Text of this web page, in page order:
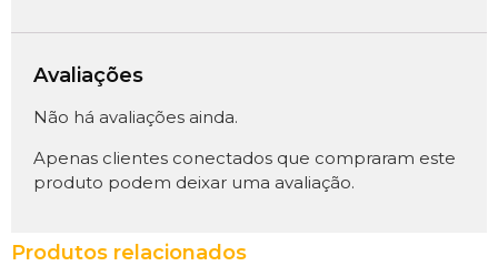
Avaliações
Não há avaliações ainda.
Apenas clientes conectados que compraram este
produto podem deixar uma avaliação.
Produtos relacionados